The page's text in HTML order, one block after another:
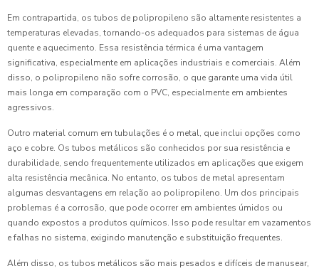
Em contrapartida, os tubos de polipropileno são altamente resistentes a
temperaturas elevadas, tornando-os adequados para sistemas de água
quente e aquecimento. Essa resistência térmica é uma vantagem
significativa, especialmente em aplicações industriais e comerciais. Além
disso, o polipropileno não sofre corrosão, o que garante uma vida útil
mais longa em comparação com o PVC, especialmente em ambientes
agressivos.
Outro material comum em tubulações é o metal, que inclui opções como
aço e cobre. Os tubos metálicos são conhecidos por sua resistência e
durabilidade, sendo frequentemente utilizados em aplicações que exigem
alta resistência mecânica. No entanto, os tubos de metal apresentam
algumas desvantagens em relação ao polipropileno. Um dos principais
problemas é a corrosão, que pode ocorrer em ambientes úmidos ou
quando expostos a produtos químicos. Isso pode resultar em vazamentos
e falhas no sistema, exigindo manutenção e substituição frequentes.
Além disso, os tubos metálicos são mais pesados e difíceis de manusear,